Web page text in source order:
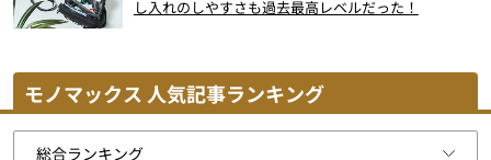
し入れのしやすさも過去最高レベルだった！
モノマックス 人気記事ランキング